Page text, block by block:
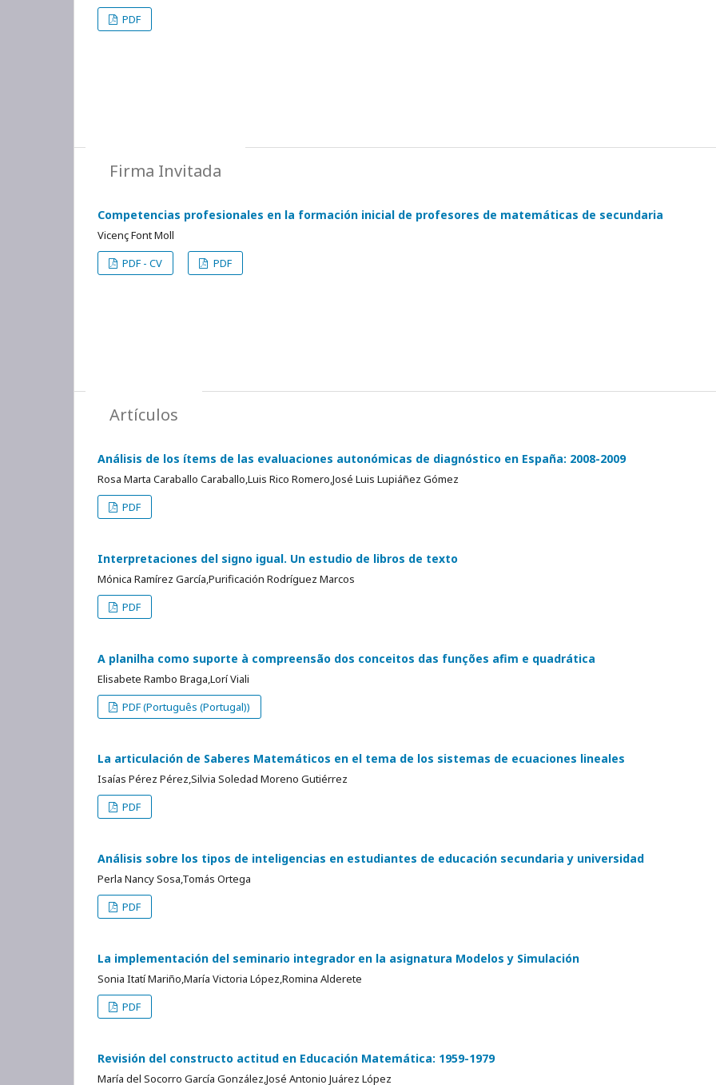
PDF
Firma Invitada
Competencias profesionales en la formación inicial de profesores de matemáticas de secundaria
Vicenç Font Moll
PDF - CV
PDF
Artículos
Análisis de los ítems de las evaluaciones autonómicas de diagnóstico en España: 2008-2009
Rosa Marta Caraballo Caraballo,Luis Rico Romero,José Luis Lupiáñez Gómez
PDF
Interpretaciones del signo igual. Un estudio de libros de texto
Mónica Ramírez García,Purificación Rodríguez Marcos
PDF
A planilha como suporte à compreensão dos conceitos das funções afim e quadrática
Elisabete Rambo Braga,Lorí Viali
PDF (Português (Portugal))
La articulación de Saberes Matemáticos en el tema de los sistemas de ecuaciones lineales
Isaías Pérez Pérez,Silvia Soledad Moreno Gutiérrez
PDF
Análisis sobre los tipos de inteligencias en estudiantes de educación secundaria y universidad
Perla Nancy Sosa,Tomás Ortega
PDF
La implementación del seminario integrador en la asignatura Modelos y Simulación
Sonia Itatí Mariño,María Victoria López,Romina Alderete
PDF
Revisión del constructo actitud en Educación Matemática: 1959-1979
María del Socorro García González,José Antonio Juárez López